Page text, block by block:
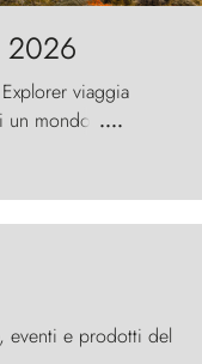
2026
viaggia
un mondo
la natura con
sfidano il
pietra.
....
eventi e prodotti del